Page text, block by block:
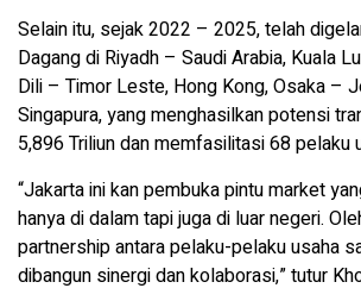
Selain itu, sejak 2022 – 2025, telah
Dagang di Riyadh – Saudi Arabia, Kuala
Dili – Timor Leste, Hong Kong, Osaka –
Singapura, yang menghasilkan potensi
5,896 Triliun dan memfasilitasi 68 pelaku
“Jakarta ini kan pembuka pintu market
hanya di dalam tapi juga di luar negeri.
partnership antara pelaku-pelaku usaha
dibangun sinergi dan kolaborasi,” tutur